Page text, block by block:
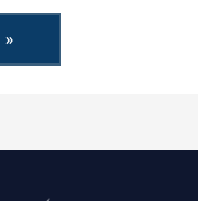
»